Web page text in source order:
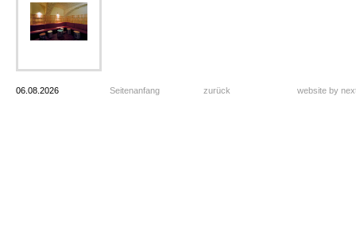
06.08.2026 Seitenanfang zurück website by